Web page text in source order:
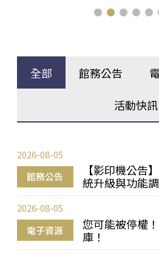
全部 館務公告
活動快訊
館務公告
【影印機公告
統升級與功能
2026-08-05
電子資源
您可能被停權
庫！
2026-08-05